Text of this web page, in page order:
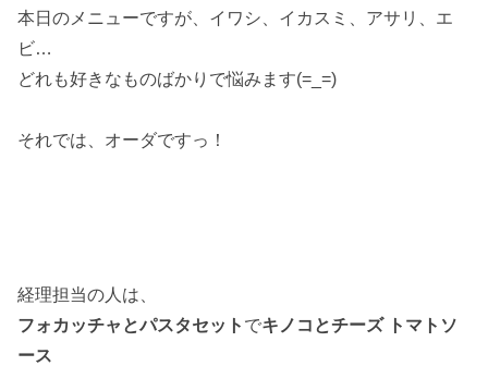
本日のメニューですが、イワシ、イカスミ、アサリ、エ
ビ…
どれも好きなものばかりで悩みます(=_=)
それでは、オーダですっ！
経理担当の人は、
フォカッチャとパスタセット でキノコとチーズ トマトソ
ース